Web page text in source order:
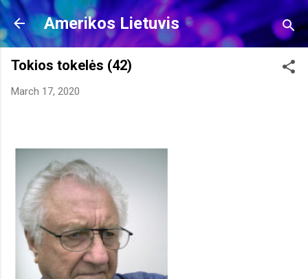
Skip to main content
Amerikos Lietuvis
Tokios tokelės (42)
March 17, 2020